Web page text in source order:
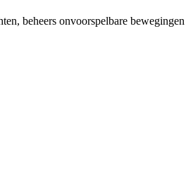
beheers onvoorspelbare